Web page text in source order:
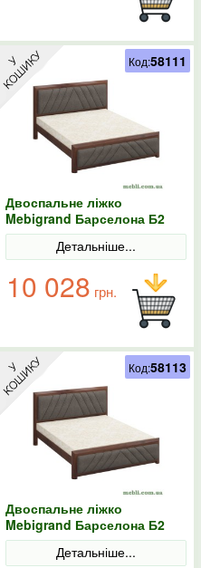
Двоспальне ліжко
Mebigrand Барселона Б2
Горіх темний/Аляска 97
Детальніше...
10 028 грн.
Код:58111
Двоспальне ліжко
Mebigrand Барселона Б2
Горіх темний/Аляска 97
Детальніше...
Код:58113